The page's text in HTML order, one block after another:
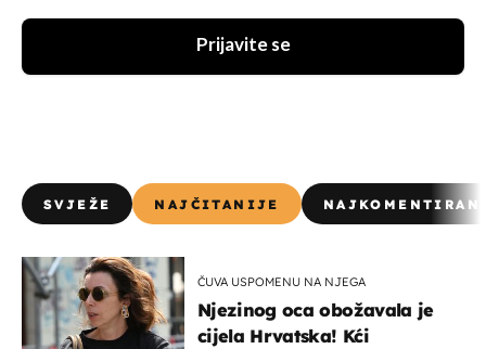
Prijavite se
SVJEŽE NAJČITANIJE
ČUVA USPOMENU NA NJEGA
Njezinog oca obožavala je
cijela Hrvatska! Kći